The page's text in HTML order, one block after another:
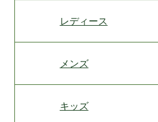
レディース
メンズ
キッズ